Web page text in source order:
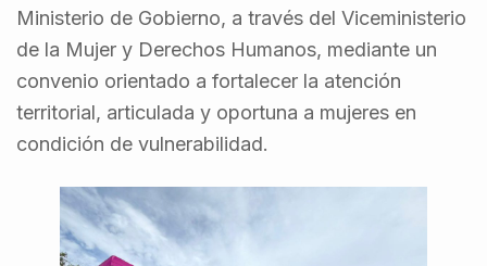
Ministerio de Gobierno, a través del Viceministerio
de la Mujer y Derechos Humanos, mediante un
convenio orientado a fortalecer la atención
territorial, articulada y oportuna a mujeres en
condición de vulnerabilidad.